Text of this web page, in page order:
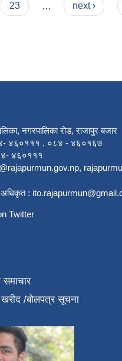
23
next ›
नगरपालिका राेड, राजापुर बजार
४६०१११ , ०८४ - ४६०१६७
४६०१११
,
अधिकृत :
Twitter
खरीद /बोलपत्र सूचना